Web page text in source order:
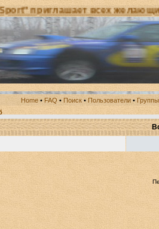
всех желающих
Home • FAQ • Поиск • Пользователи • Группы